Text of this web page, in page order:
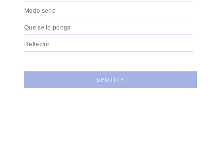
Modo serio
Que se lo ponga
Reflector
SPOTIFY